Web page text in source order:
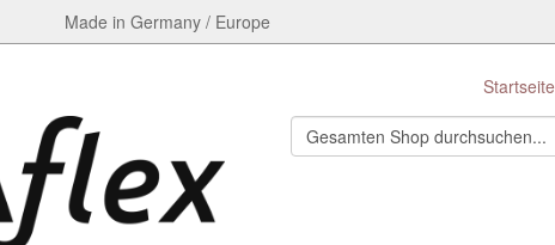
Made in Germany / Europe
Startseite